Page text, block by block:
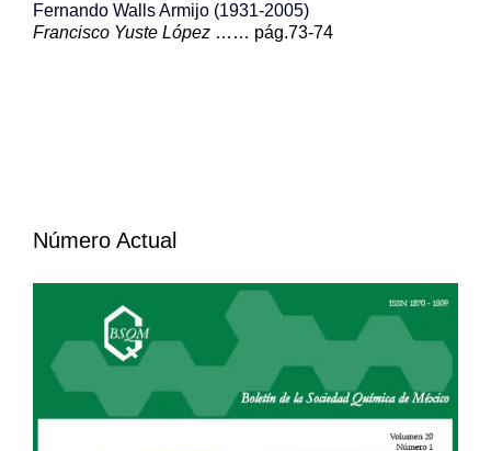
Fernando Walls Armijo (1931-2005)
Francisco Yuste López …… pág.73-74
Número Actual